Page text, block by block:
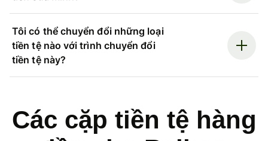
Tôi có thể chuyển đổi những loại
tiền tệ nào với trình chuyển đổi
tiền tệ này?
Các cặp tiền tệ hàng